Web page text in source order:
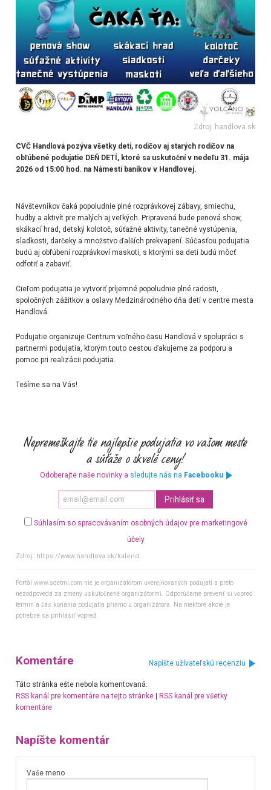
Zdroj: handlova.sk
CVČ Handlová pozýva všetky deti, rodičov aj starých rodičov na
obľúbené podujatie DEŇ DETÍ, ktoré sa uskutoční v nedeľu 31. mája
2026 od 15:00 hod. na Námestí baníkov v Handlovej.
Návštevníkov čaká popoludnie plné rozprávkovej zábavy, smiechu,
hudby a aktivít pre malých aj veľkých. Pripravená bude penová show,
skákací hrad, detský kolotoč, súťažné aktivity, tanečné vystúpenia,
sladkosti, darčeky a množstvo ďalších prekvapení. Súčasťou podujatia
budú aj obľúbení rozprávkoví maskoti, s ktorými sa deti budú môcť
odfotiť a zabaviť.
Cieľom podujatia je vytvoriť príjemné popoludnie plné radosti,
spoločných zážitkov a oslavy Medzinárodného dňa detí v centre mesta
Handlová.
Podujatie organizuje Centrum voľného času Handlová v spolupráci s
partnermi podujatia, ktorým touto cestou ďakujeme za podporu a
pomoc pri realizácii podujatia.
Tešíme sa na Vás!
Odoberajte naše novinky a sledujte nás na Facebooku
Súhlasím so spracovávaním osobných údajov pre marketingové
účely
Zdroj: https://www.handlova.sk/kalend...
Portál www.sdetmi.com nie je organizátorom uverejňovaných podujatí a preto
nezodpovedá za zmeny uskutočnené organizátormi. Odporúčame preveriť si vopred
termín a čas konania podujatia priamo u organizátora. Na niektoré akcie je
potrebné sa prihlásiť vopred.
Komentáre Napíšte užívateľskú recenziu
Táto stránka ešte nebola komentovaná.
RSS kanál pre komentáre na tejto stránke| RSS kanál pre všetky
komentáre
Napíšte komentár
Vaše meno